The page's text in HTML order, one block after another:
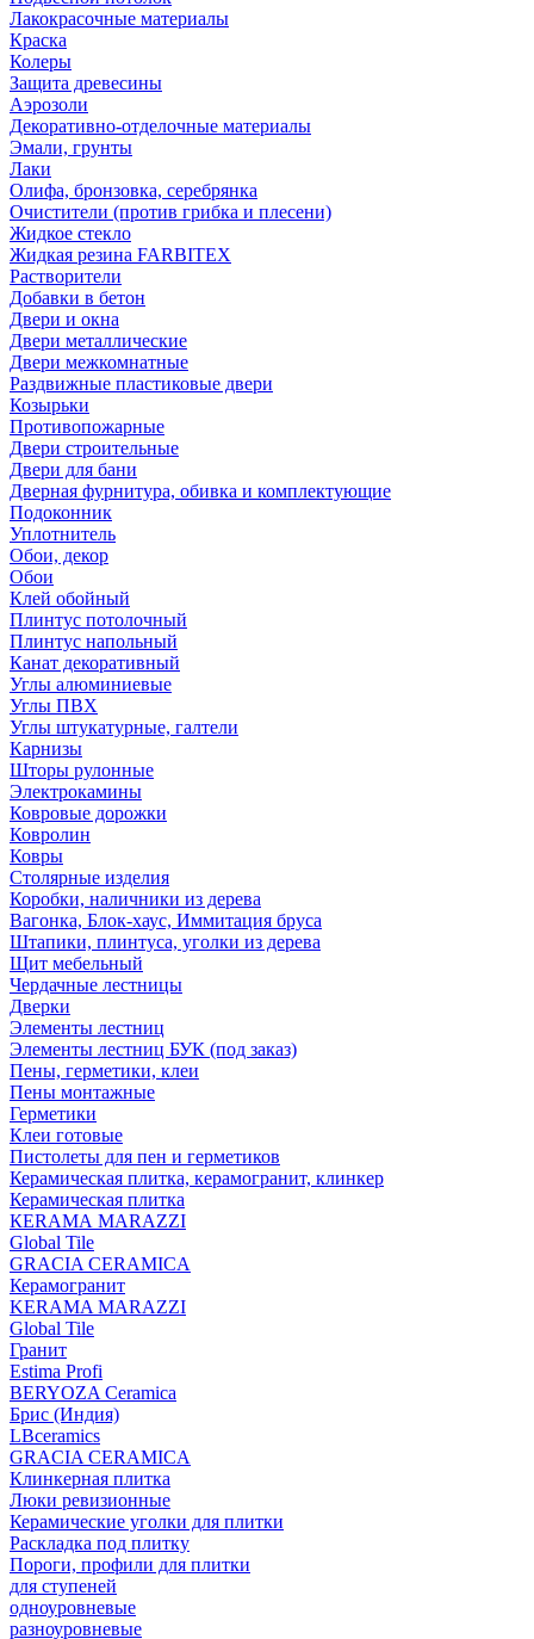
Лакокрасочные материалы
Краска
Колеры
Защита древесины
Аэрозоли
Декоративно-отделочные материалы
Эмали, грунты
Лаки
Олифа, бронзовка, серебрянка
Очистители (против грибка и плесени)
Жидкое стекло
Жидкая резина FARBITEX
Растворители
Добавки в бетон
Двери и окна
Двери металлические
Двери межкомнатные
Раздвижные пластиковые двери
Козырьки
Противопожарные
Двери строительные
Двери для бани
Дверная фурнитура, обивка и комплектующие
Подоконник
Уплотнитель
Обои, декор
Обои
Клей обойный
Плинтус потолочный
Плинтус напольный
Канат декоративный
Углы алюминиевые
Углы ПВХ
Углы штукатурные, галтели
Карнизы
Шторы рулонные
Электрокамины
Ковровые дорожки
Ковролин
Ковры
Столярные изделия
Коробки, наличники из дерева
Вагонка, Блок-хаус, Иммитация бруса
Штапики, плинтуса, уголки из дерева
Щит мебельный
Чердачные лестницы
Дверки
Элементы лестниц
Элементы лестниц БУК (под заказ)
Пены, герметики, клеи
Пены монтажные
Герметики
Клеи готовые
Пистолеты для пен и герметиков
Керамическая плитка, керамогранит, клинкер
Керамическая плитка
КЕRАМА MARAZZI
Global Tile
GRACIA CERAMICA
Керамогранит
KERAMA MARAZZI
Global Tile
Гранит
Estima Profi
BERYOZA Ceramica
Брис (Индия)
LBceramics
GRACIA CERAMICA
Клинкерная плитка
Люки ревизионные
Керамические уголки для плитки
Раскладка под плитку
Пороги, профили для плитки
для ступеней
одноуровневые
разноуровневые